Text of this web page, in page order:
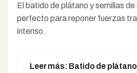
El batido de plátano y semillas de
perfecto para reponer fuerzas
intenso.
Leer más: Batido de